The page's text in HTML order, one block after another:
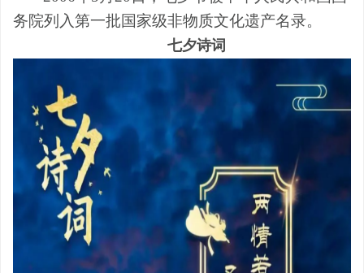
务院列入第一批国家级非物质文化遗产名录。
七夕诗词